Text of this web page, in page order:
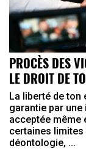
PROCÈS DES
LE DROIT DE
La liberté de ton
garantie par une
acceptée même
certaines limites
déontologie, ...